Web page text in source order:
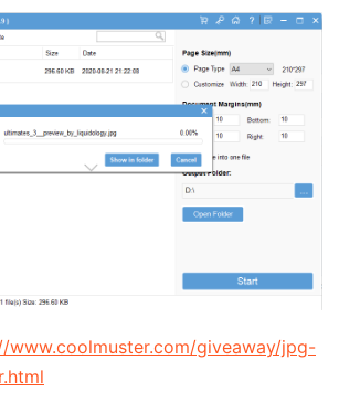
www.coolmuster.com/giveaway/jpg-